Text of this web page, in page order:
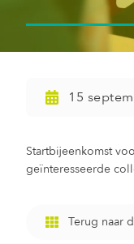
15
Startbijeenkomst
geïnteresseerde
Terug naar